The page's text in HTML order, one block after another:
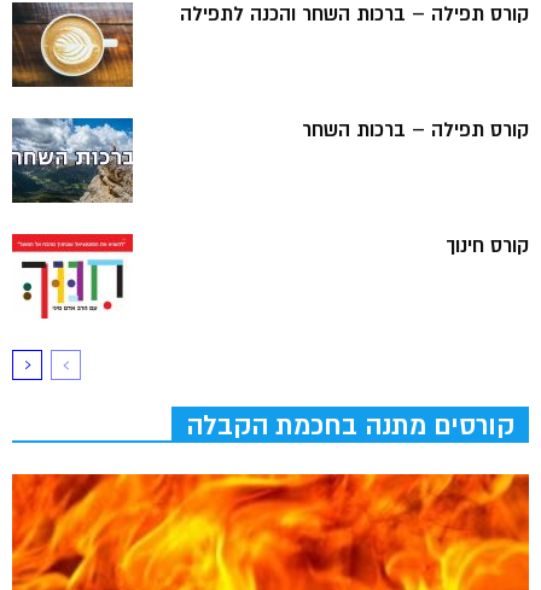
קורס תפילה – ברכות השחר והכנה לתפילה
קורס תפילה – ברכות השחר
קורס חינוך
קורסים מתנה בחכמת הקבלה